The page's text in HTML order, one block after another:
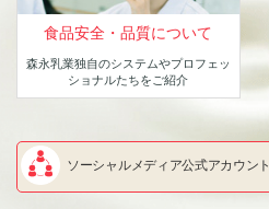
食品安全・品質について
森永乳業独自のシステムやプロフェッ
ショナルたちをご紹介
ソーシャルメディア公式アカウント